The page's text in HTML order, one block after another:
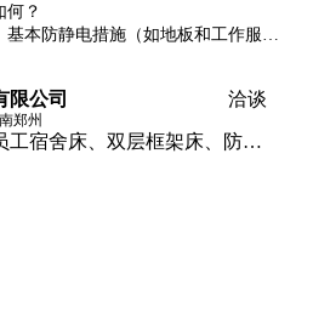
保持导电性。
何？
基本防静电措施（如地板和工作服）
备（如离子风机）可能达5000元以
限公司 洽谈
郑州
工宿舍床、双层框架床、防静
件柜、公寓床、拆装床